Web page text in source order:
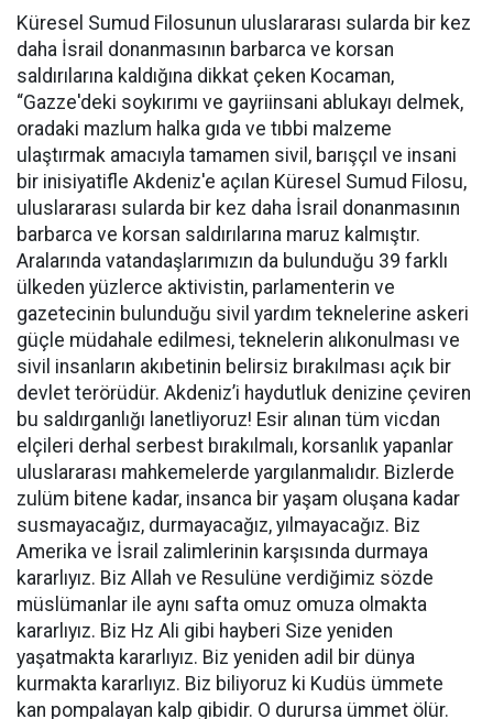
Küresel Sumud Filosunun uluslararası sularda bir kez
daha İsrail donanmasının barbarca ve korsan
saldırılarına kaldığına dikkat çeken Kocaman,
“Gazze'deki soykırımı ve gayriinsani ablukayı delmek,
oradaki mazlum halka gıda ve tıbbi malzeme
ulaştırmak amacıyla tamamen sivil, barışçıl ve insani
bir inisiyatifle Akdeniz'e açılan Küresel Sumud Filosu,
uluslararası sularda bir kez daha İsrail donanmasının
barbarca ve korsan saldırılarına maruz kalmıştır.
Aralarında vatandaşlarımızın da bulunduğu 39 farklı
ülkeden yüzlerce aktivistin, parlamenterin ve
gazetecinin bulunduğu sivil yardım teknelerine askeri
güçle müdahale edilmesi, teknelerin alıkonulması ve
sivil insanların akıbetinin belirsiz bırakılması açık bir
devlet terörüdür. Akdeniz’i haydutluk denizine çeviren
bu saldırganlığı lanetliyoruz! Esir alınan tüm vicdan
elçileri derhal serbest bırakılmalı, korsanlık yapanlar
uluslararası mahkemelerde yargılanmalıdır. Bizlerde
zulüm bitene kadar, insanca bir yaşam oluşana kadar
susmayacağız, durmayacağız, yılmayacağız. Biz
Amerika ve İsrail zalimlerinin karşısında durmaya
kararlıyız. Biz Allah ve Resulüne verdiğimiz sözde
müslümanlar ile aynı safta omuz omuza olmakta
kararlıyız. Biz Hz Ali gibi hayberi Size yeniden
yaşatmakta kararlıyız. Biz yeniden adil bir dünya
kurmakta kararlıyız. Biz biliyoruz ki Kudüs ümmete
kan pompalayan kalp gibidir. O durursa ümmet ölür.